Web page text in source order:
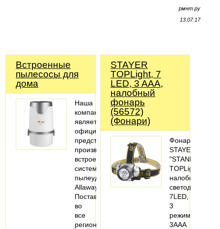
рмнт.ру
13.07.17
Встроенные
пылесосы для
дома
Наша
компания
является
официальным
представителем
производителя
встроенных
систем
пылеудаления
Allaway.
Поставляем
во
все
регионы
STAYER
TOPLight, 7
LED, 3 AAA,
налобный
фонарь
(56572)
(Фонари)
Фонарь
STAYER
"STANDARD"
TOPLight
налобный
светодиодный,
7LED,
3
режима,
3ААА